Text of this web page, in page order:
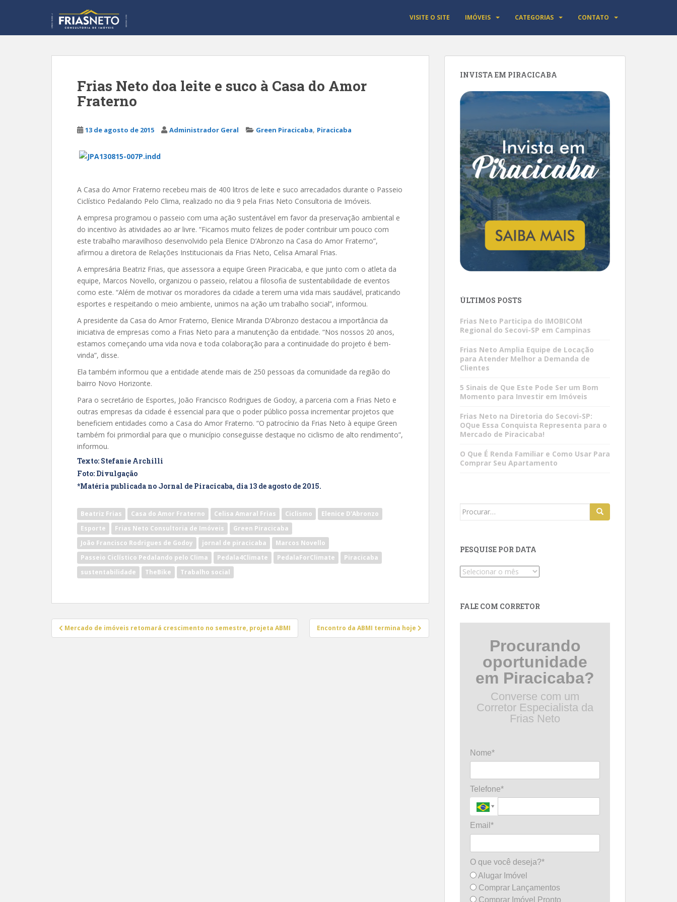
VISITE O SITE IMÓVEIS CATEGORIAS CONTATO
Frias Neto doa leite e suco à Casa do Amor
Fraterno
13 de agosto de 2015 Administrador Geral Green Piracicaba, Piracicaba
A Casa do Amor Fraterno recebeu mais de 400 litros de leite e suco arrecadados durante o Passeio
Ciclístico Pedalando Pelo Clima, realizado no dia 9 pela Frias Neto Consultoria de Imóveis.
A empresa programou o passeio com uma ação sustentável em favor da preservação ambiental e
do incentivo às atividades ao ar livre. “Ficamos muito felizes de poder contribuir um pouco com
este trabalho maravilhoso desenvolvido pela Elenice D’Abronzo na Casa do Amor Fraterno”,
afirmou a diretora de Relações Institucionais da Frias Neto, Celisa Amaral Frias.
A empresária Beatriz Frias, que assessora a equipe Green Piracicaba, e que junto com o atleta da
equipe, Marcos Novello, organizou o passeio, relatou a filosofia de sustentabilidade de eventos
como este. “Além de motivar os moradores da cidade a terem uma vida mais saudável, praticando
esportes e respeitando o meio ambiente, unimos na ação um trabalho social”, informou.
A presidente da Casa do Amor Fraterno, Elenice Miranda D’Abronzo destacou a importância da
iniciativa de empresas como a Frias Neto para a manutenção da entidade. “Nos nossos 20 anos,
estamos começando uma vida nova e toda colaboração para a continuidade do projeto é bem-
vinda”, disse.
Ela também informou que a entidade atende mais de 250 pessoas da comunidade da região do
bairro Novo Horizonte.
Para o secretário de Esportes, João Francisco Rodrigues de Godoy, a parceria com a Frias Neto e
outras empresas da cidade é essencial para que o poder público possa incrementar projetos que
beneficiem entidades como a Casa do Amor Fraterno. “O patrocínio da Frias Neto à equipe Green
também foi primordial para que o município conseguisse destaque no ciclismo de alto rendimento”,
informou.
Texto: Stefanie Archilli
Foto: Divulgação
*Matéria publicada no Jornal de Piracicaba, dia 13 de agosto de 2015.
Beatriz Frias Casa do Amor Fraterno Celisa Amaral Frias Ciclismo
Elenice D'Abronzo
Esporte
Frias Neto Consultoria de Imóveis
Green Piracicaba
João Francisco Rodrigues de Godoy
jornal de piracicaba
Marcos Novello
Passeio Ciclístico Pedalando pelo Clima
Pedala4Climate PedalaForClimate
Piracicaba
sustentabilidade
TheBike Trabalho social
Navegação
de
Mercado de imóveis retomará crescimento no semestre, projeta ABMI Encontro da ABMI termina hoje
INVISTA EM PIRACICABA
ÚLTIMOS POSTS
Frias Neto Participa do IMOBICOM
Regional do Secovi-SP em Campinas
Frias Neto Amplia Equipe de Locação
para Atender Melhor a Demanda de
Clientes
5 Sinais de Que Este Pode Ser um Bom
Momento para Investir em Imóveis
Frias Neto na Diretoria do Secovi-SP:
OQue Essa Conquista Representa para o
Mercado de Piracicaba!
O Que É Renda Familiar e Como Usar Para
Comprar Seu Apartamento
Search
PESQUISE POR DATA
Pesquise
FALE COM CORRETOR
Procurando
oportunidade
em Piracicaba?
Converse com um
Corretor Especialista da
Frias Neto
Nome*
Telefone*
Email*
O que você deseja?*
Alugar Imóvel
Comprar Lançamentos
Comprar Imóvel Pronto